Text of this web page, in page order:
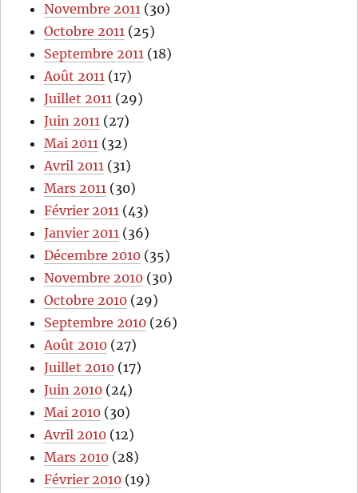
Novembre 2011 (30)
Octobre 2011 (25)
Septembre 2011 (18)
Août 2011 (17)
Juillet 2011 (29)
Juin 2011 (27)
Mai 2011 (32)
Avril 2011 (31)
Mars 2011 (30)
Février 2011 (43)
Janvier 2011 (36)
Décembre 2010 (35)
Novembre 2010 (30)
Octobre 2010 (29)
Septembre 2010 (26)
Août 2010 (27)
Juillet 2010 (17)
Juin 2010 (24)
Mai 2010 (30)
Avril 2010 (12)
Mars 2010 (28)
Février 2010 (19)